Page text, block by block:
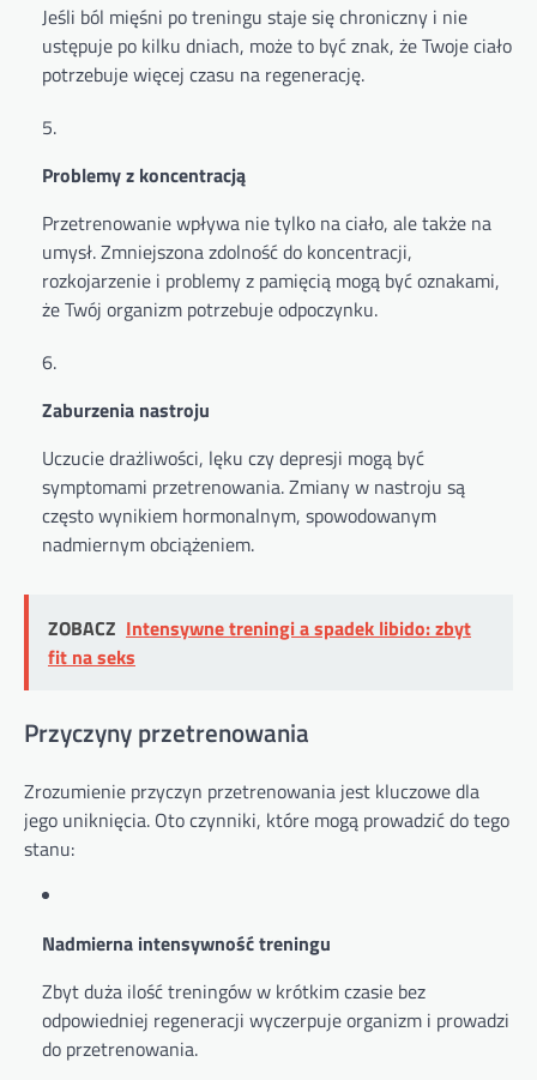
Jeśli ból mięśni po treningu staje się chroniczny i nie
ustępuje po kilku dniach, może to być znak, że Twoje ciało
potrzebuje więcej czasu na regenerację.
Problemy z koncentracją
Przetrenowanie wpływa nie tylko na ciało, ale także na
umysł. Zmniejszona zdolność do koncentracji,
rozkojarzenie i problemy z pamięcią mogą być oznakami,
że Twój organizm potrzebuje odpoczynku.
Zaburzenia nastroju
Uczucie drażliwości, lęku czy depresji mogą być
symptomami przetrenowania. Zmiany w nastroju są
często wynikiem hormonalnym, spowodowanym
nadmiernym obciążeniem.
ZOBACZ Intensywne treningi a spadek libido: zbyt
fit na seks
Przyczyny przetrenowania
Zrozumienie przyczyn przetrenowania jest kluczowe dla
jego uniknięcia. Oto czynniki, które mogą prowadzić do tego
stanu:
Nadmierna intensywność treningu
Zbyt duża ilość treningów w krótkim czasie bez
odpowiedniej regeneracji wyczerpuje organizm i prowadzi
do przetrenowania.